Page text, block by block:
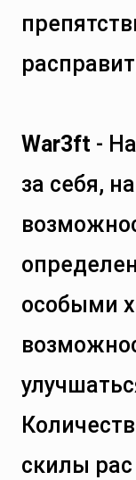
War3ft -
за себя,
особыми
скилы